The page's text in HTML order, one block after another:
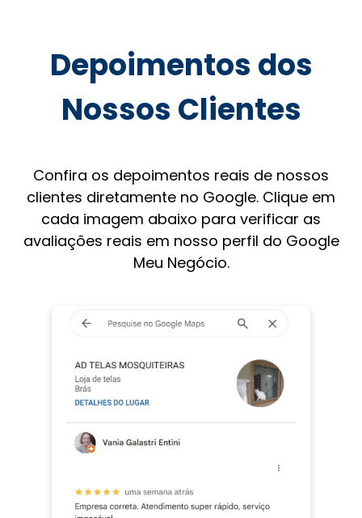
Depoimentos dos
Nossos Clientes
Confira os depoimentos reais de nossos
clientes diretamente no Google. Clique em
cada imagem abaixo para verificar as
avaliações reais em nosso perfil do Google
Meu Negócio.